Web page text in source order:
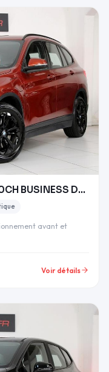
BMW X1 (F48) XDRIVE25EA 220CH BUSINESS DESIGN
avant et
Voir détails